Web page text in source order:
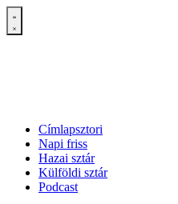
Címlapsztori
Napi friss
Hazai sztár
Külföldi sztár
Podcast